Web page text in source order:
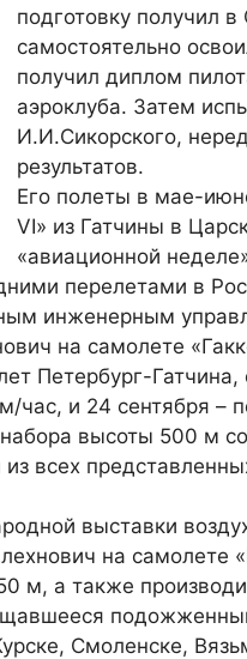
подготовку получил
самостоятельно
получил диплом
аэроклуба. Затем
И.И.Сикорского,
результатов.
Его полеты в мае-
VI» из Гатчины в
«авиационной
перелетами в
инженерным
на самолете
Петербург-
час, и 24 сентября –
высоты 500 м
всех
выставки
на самолете
м, а также
Смоленске,